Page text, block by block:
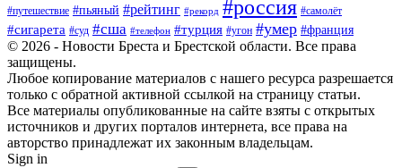
#путешествие #пьяный #рейтинг #рекорд #россия #самолёт
#сигарета #суд #сша #телефон #турция #угон #умер #франция
© 2026 - Новости Бреста и Брестской области. Все права
защищены.
Любое копирование материалов с нашего ресурса разрешается
только с обратной активной ссылкой на страницу статьи.
Все материалы опубликованные на сайте взяты с открытых
источников и других порталов интернета, все права на
авторство принадлежат их законным владельцам.
Sign in